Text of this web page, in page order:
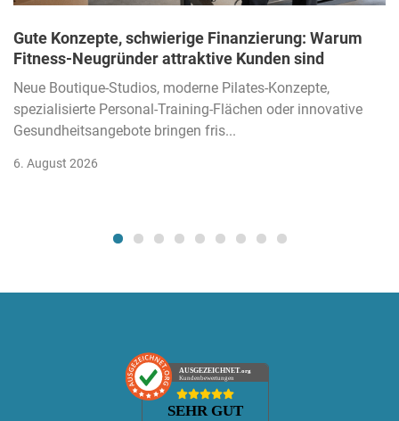
Gute Konzepte, schwierige Finanzierung: Warum
Fitness-Neugründer attraktive Kunden sind
Neue Boutique-Studios, moderne Pilates-Konzepte,
spezialisierte Personal-Training-Flächen oder innovative
Gesundheitsangebote bringen fris...
6. August 2026
AUSGEZEICHNET.org
Kundenbewertungen
SEHR GUT